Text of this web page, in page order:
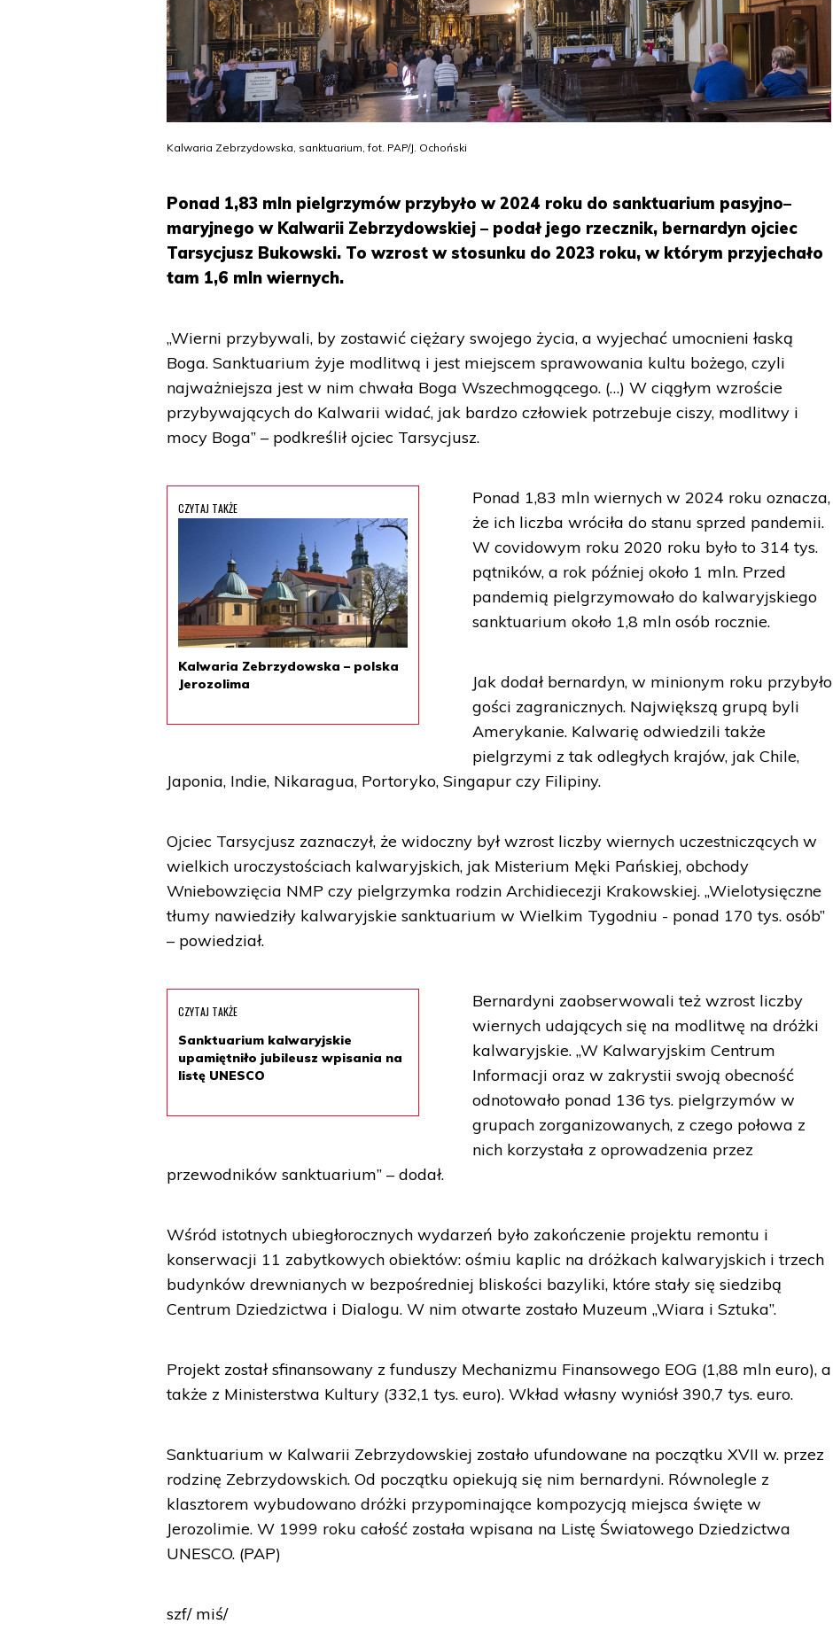
Kalwaria Zebrzydowska, sanktuarium, fot. PAP/J. Ochoński
Ponad 1,83 mln pielgrzymów przybyło w 2024 roku do sanktuarium pasyjno–
maryjnego w Kalwarii Zebrzydowskiej – podał jego rzecznik, bernardyn ojciec
Tarsycjusz Bukowski. To wzrost w stosunku do 2023 roku, w którym przyjechało
tam 1,6 mln wiernych.
„Wierni przybywali, by zostawić ciężary swojego życia, a wyjechać umocnieni łaską
Boga. Sanktuarium żyje modlitwą i jest miejscem sprawowania kultu bożego, czyli
najważniejsza jest w nim chwała Boga Wszechmogącego. (…) W ciągłym wzroście
przybywających do Kalwarii widać, jak bardzo człowiek potrzebuje ciszy, modlitwy i
mocy Boga” – podkreślił ojciec Tarsycjusz.
CZYTAJ TAKŻE
Kalwaria Zebrzydowska – polska
Jerozolima
Ponad 1,83 mln wiernych w 2024 roku oznacza,
że ich liczba wróciła do stanu sprzed pandemii.
W covidowym roku 2020 roku było to 314 tys.
pątników, a rok później około 1 mln. Przed
pandemią pielgrzymowało do kalwaryjskiego
sanktuarium około 1,8 mln osób rocznie.
Jak dodał bernardyn, w minionym roku przybyło
gości zagranicznych. Największą grupą byli
Amerykanie. Kalwarię odwiedzili także
pielgrzymi z tak odległych krajów, jak Chile,
Japonia, Indie, Nikaragua, Portoryko, Singapur czy Filipiny.
Ojciec Tarsycjusz zaznaczył, że widoczny był wzrost liczby wiernych uczestniczących w
wielkich uroczystościach kalwaryjskich, jak Misterium Męki Pańskiej, obchody
Wniebowzięcia NMP czy pielgrzymka rodzin Archidiecezji Krakowskiej. „Wielotysięczne
tłumy nawiedziły kalwaryjskie sanktuarium w Wielkim Tygodniu - ponad 170 tys. osób”
– powiedział.
CZYTAJ TAKŻE
Sanktuarium kalwaryjskie
upamiętniło jubileusz wpisania na
listę UNESCO
Bernardyni zaobserwowali też wzrost liczby
wiernych udających się na modlitwę na dróżki
kalwaryjskie. „W Kalwaryjskim Centrum
Informacji oraz w zakrystii swoją obecność
odnotowało ponad 136 tys. pielgrzymów w
grupach zorganizowanych, z czego połowa z
nich korzystała z oprowadzenia przez
przewodników sanktuarium” – dodał.
Wśród istotnych ubiegłorocznych wydarzeń było zakończenie projektu remontu i
konserwacji 11 zabytkowych obiektów: ośmiu kaplic na dróżkach kalwaryjskich i trzech
budynków drewnianych w bezpośredniej bliskości bazyliki, które stały się siedzibą
Centrum Dziedzictwa i Dialogu. W nim otwarte zostało Muzeum „Wiara i Sztuka”.
Projekt został sfinansowany z funduszy Mechanizmu Finansowego EOG (1,88 mln euro), a
także z Ministerstwa Kultury (332,1 tys. euro). Wkład własny wyniósł 390,7 tys. euro.
Sanktuarium w Kalwarii Zebrzydowskiej zostało ufundowane na początku XVII w. przez
rodzinę Zebrzydowskich. Od początku opiekują się nim bernardyni. Równolegle z
klasztorem wybudowano dróżki przypominające kompozycją miejsca święte w
Jerozolimie. W 1999 roku całość została wpisana na Listę Światowego Dziedzictwa
UNESCO. (PAP)
szf/ miś/